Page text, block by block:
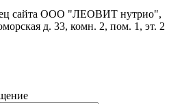
сайта ООО "ЛЕОВИТ нутрио",
д. 33, комн. 2, пом. 1, эт. 2